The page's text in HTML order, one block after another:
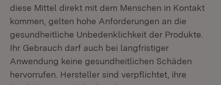
diese Mittel direkt mit dem Menschen in Kontakt
kommen, gelten hohe Anforderungen an die
gesundheitliche Unbedenklichkeit der Produkte.
Ihr Gebrauch darf auch bei langfristiger
Anwendung keine gesundheitlichen Schäden
hervorrufen. Hersteller sind verpflichtet, ihre